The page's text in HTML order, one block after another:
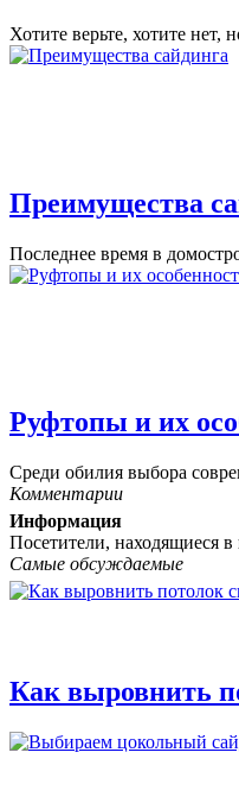
Хотите верьте, хотите
Преимущества
Последнее время в
Руфтопы и их
Среди обилия выбора
Комментарии
Информация
Посетители, находящиеся в
Самые обсуждаемые
Как выровнить